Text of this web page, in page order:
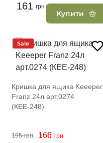
161 грн
Купити
Sale
Кришка для ящика Keeeper
Franz 24л арт.0274
(КЕЕ-248)
195 грн 166 грн